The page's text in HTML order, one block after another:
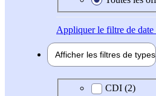
Appliquerle filtre de date
Afficher les filtres de
Type de contrat
CDI (2)